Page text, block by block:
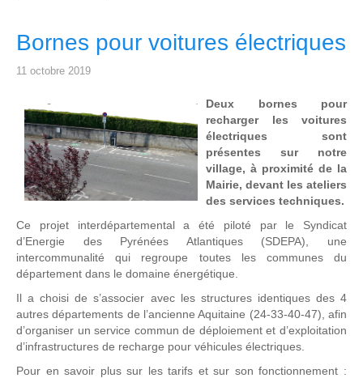
Bornes pour voitures électriques
11 octobre 2019
Deux bornes pour
recharger les voitures
électriques sont
présentes sur notre
village, à proximité de la
Mairie, devant les ateliers
des services techniques.
Ce projet interdépartemental a été piloté par le Syndicat
d’Energie des Pyrénées Atlantiques (SDEPA), une
intercommunalité qui regroupe toutes les communes du
département dans le domaine énergétique.
Il a choisi de s’associer avec les structures identiques des 4
autres départements de l’ancienne Aquitaine (24-33-40-47), afin
d’organiser un service commun de déploiement et d’exploitation
d’infrastructures de recharge pour véhicules électriques.
Pour en savoir plus sur les tarifs et sur son fonctionnement :